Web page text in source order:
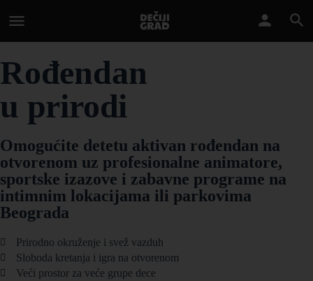
Rođendan
u prirodi
Omogućite detetu aktivan rođendan na
otvorenom uz profesionalne animatore,
sportske izazove i zabavne programe na
intimnim lokacijama ili parkovima
Beograda
Prirodno okruženje i svež vazduh
Sloboda kretanja i igra na otvorenom
Veći prostor za veće grupe dece